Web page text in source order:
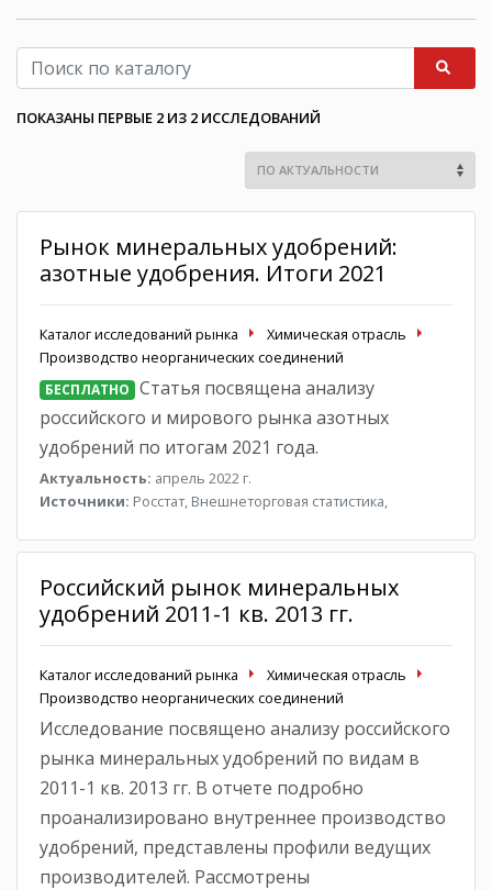
ПОКАЗАНЫ ПЕРВЫЕ 2 ИЗ 2 ИССЛЕДОВАНИЙ
Рынок минеральных удобрений:
азотные удобрения. Итоги 2021
Каталог исследований рынка
Химическая отрасль
Производство неорганических соединений
БЕСПЛАТНО Статья посвящена анализу
российского и мирового рынка азотных
удобрений по итогам 2021 года.
Актуальность: апрель 2022 г.
Источники: Росстат, Внешнеторговая статистика,
Российский рынок минеральных
удобрений 2011-1 кв. 2013 гг.
Каталог исследований рынка
Химическая отрасль
Производство неорганических соединений
Исследование посвящено анализу российского
рынка минеральных удобрений по видам в
2011-1 кв. 2013 гг. В отчете подробно
проанализировано внутреннее производство
удобрений, представлены профили ведущих
производителей. Рассмотрены